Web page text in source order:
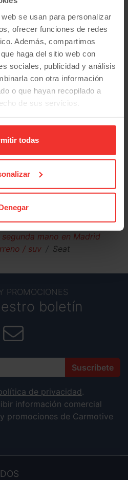
se usan para personalizar
ofrecer funciones de redes
Además, compartimos
haga del sitio web con
sociales, publicidad y análisis
con otra información
o que hayan recopilado a
de sus servicios.
todas
2023 | Extra multimedia | Desde
Trend Business (2023) | Furgón
Desde 360€/mes
terreno / SUVes y tienes
Seat, consulta en nuestro
de Madrid, solicita
o promociones especiales y
mano en Madrid
/ suv
Seat
PROMOCIONES
boletín
Suscríbete
de privacidad.
información comercial
promociones de Carmotive